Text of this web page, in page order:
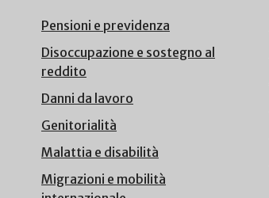
Pensioni e previdenza
Disoccupazione e sostegno al
reddito
Danni da lavoro
Genitorialità
Malattia e disabilità
Migrazioni e mobilità